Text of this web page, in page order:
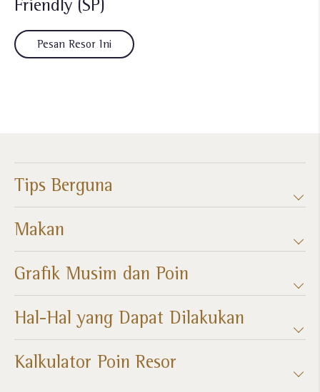
Friendly (SP)
Pesan Resor Ini
Tips Berguna
Makan
Grafik Musim dan Poin​
Hal-Hal yang Dapat Dilakukan
Kalkulator Poin Resor​